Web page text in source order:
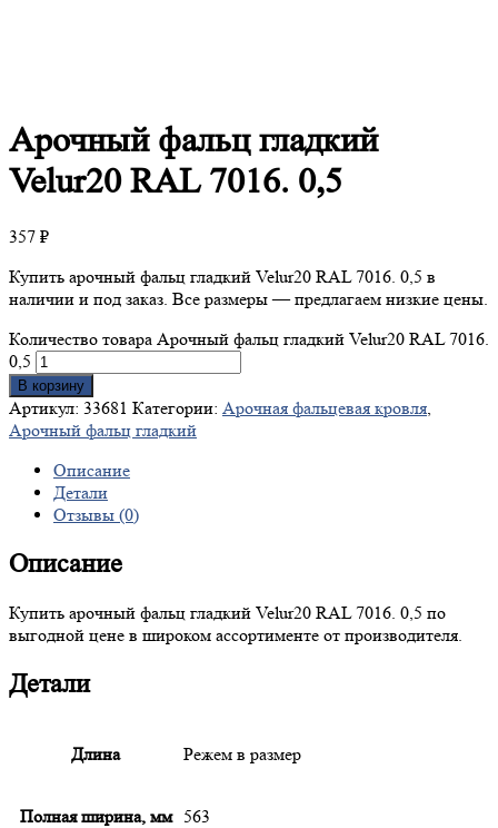
Арочныйфальц гладкий
Velur20 RAL 7016. 0,5
357 ₽
Купить арочный фальц гладкий Velur20 RAL 7016. 0,5 в
наличии и под заказ. Все размеры — предлагаем низкие цены.
Количество товара Арочный фальц гладкий Velur20 RAL 7016.
0,5
В корзину
Артикул: 33681 Категории: Арочная фальцевая кровля,
Арочный фальц гладкий
Описание
Детали
Отзывы (0)
Описание
Купить арочный фальц гладкий Velur20 RAL 7016. 0,5 по
выгодной цене в широком ассортименте от производителя.
Детали
Длина Режем в размер
Полная ширина, мм 563